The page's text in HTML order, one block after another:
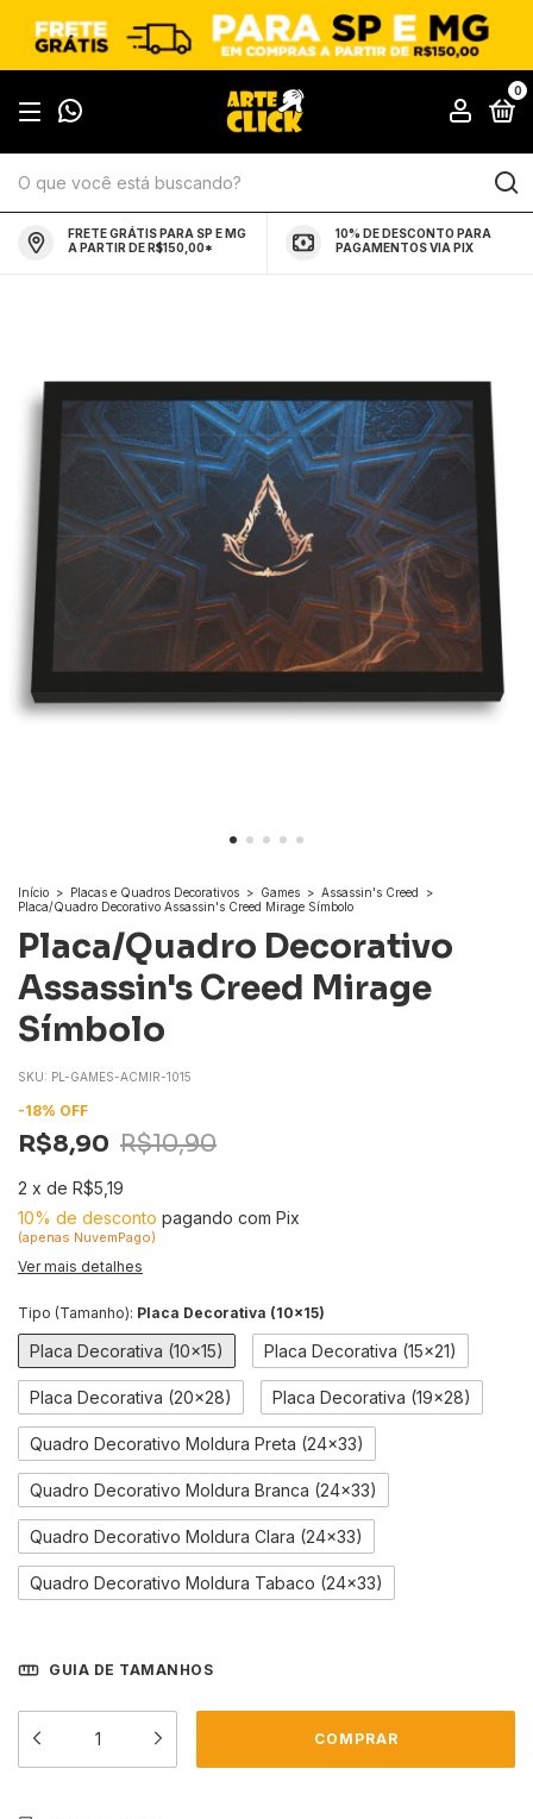
0
FRETE GRÁTIS PARA SP E MG
A PARTIR DE R$150,00*
10% DE DESCONTO PARA
PAGAMENTOS VIA PIX
Início > Placas e Quadros Decorativos > Games > Assassin's Creed
>
Placa/Quadro Decorativo Assassin's Creed Mirage Símbolo
Placa/Quadro Decorativo
Assassin's Creed Mirage
Símbolo
SKU: PL-GAMES-ACMIR-1015
-18% OFF
R$8,90 R$10,90
2 x de R$5,19
10% de desconto pagando com Pix
(apenas NuvemPago)
Ver mais detalhes
Tipo (Tamanho): Placa Decorativa (10x15)
Placa Decorativa (10x15) Placa Decorativa (15x21)
Placa Decorativa (20x28) Placa Decorativa (19x28)
Quadro Decorativo Moldura Preta (24x33)
Quadro Decorativo Moldura Branca (24x33)
Quadro Decorativo Moldura Clara (24x33)
Quadro Decorativo Moldura Tabaco (24x33)
GUIA DE TAMANHOS